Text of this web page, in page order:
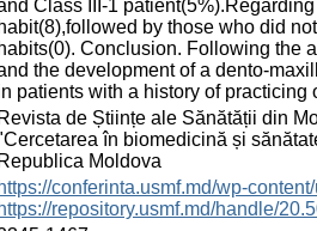
Class III-1
habit(8),followed by those who did
habits(0). Conclusion. Following the
the development of a dento-
patients with a history of practicing
Revista de Științe ale Sănătății din
în biomedicină și
Republica Moldova
https://conferinta.usmf.md/wp-
https://repository.usmf.md/handle/